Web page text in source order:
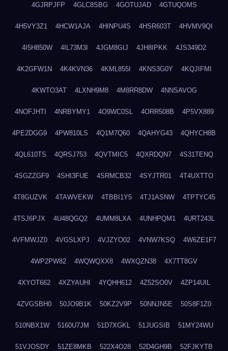
4GJRPJFP 4GLC8SBG 4GOTUJAD 4GTUQOMS
4H5VY3Z1 4HCW1AJA 4HINPU4S 4HSR603T 4HVMV9QI
4I5H850W 4IL73M3I 4JGM8GIJ 4JH8IPKK 4JS349D2
4K2GFW1N 4K4KVN36 4KML855I 4KNS3G0Y 4KQJIFMI
4KWTO3AT 4LXNH9M8 4M8RR8DW 4NNSAVOG
4NOFJHTI 4NRBYMY1 4O9WC0SL 4ORR508B 4P5VX889
4PE2DGG9 4PW810LS 4Q1M7Q60 4QAHYG43 4QHYCH8B
4QL610TS 4QRSJ753 4QVTMIC5 4QXRDQN7 4S31TENQ
4SGZZGF9 4SHI3FUE 4SRMCB32 4SYJTR01 4T4UXTTO
4T8GUZVK 4TAWVEKW 4TBBI1Y5 4TJ1ASNW 4TPTYC45
4TSJ6PJX 4U48QGQ2 4UMM8LXA 4UNHPQM1 4URT243L
4VFMWJZ0 4VGSLXPJ 4VJZYO02 4VNW7KSQ 4W6ZE1F7
4WP2PW82 4WQWQXX8 4WXQZN38 4X7TT8GV
4XYOT662 4XZYAUHI 4YQHH612 4Z52SO0V 4ZP14UIL
4ZVGSBH0 50JO9B1K 50KZ2V9P 50NNJN5E 50S8F1Z0
510NBX1W 5160U7JM 51D7XGKL 51JUGSIB 51MY24WU
51VJOSDY 51ZE8MKB 522X4O28 52D4GH9B 52FJKYTB